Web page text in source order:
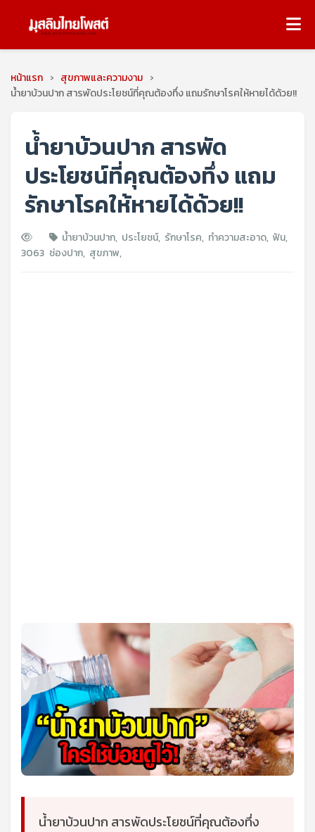
หน้าแรก › สุขภาพและความงาม ›
น้ำยาบ้วนปาก สารพัดประโยชน์ที่คุณต้องทึ่ง แถมรักษาโรคให้หายได้ด้วย!!
น้ำยาบ้วนปาก สารพัด
ประโยชน์ที่คุณต้องทึ่ง แถม
รักษาโรคให้หายได้ด้วย!!
3063
น้ำยาบ้วนปาก, ประโยชน์, รักษาโรค, ทำความสะอาด, ฟัน,
ช่องปาก, สุขภาพ,
น้ำยาบ้วนปาก สารพัดประโยชน์ที่คุณต้องทึ่ง